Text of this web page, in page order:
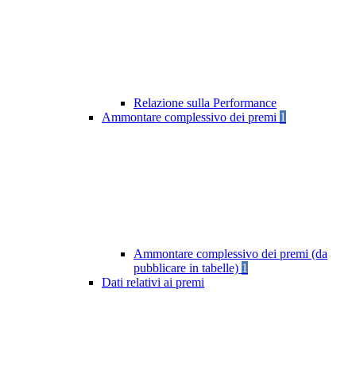
Relazione sulla Performance
Ammontare complessivo dei premi 1
Ammontare complessivo dei premi (da
pubblicare in tabelle) 1
Dati relativi ai premi